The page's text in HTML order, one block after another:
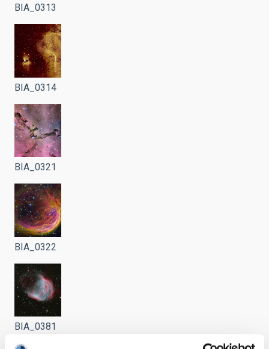
BIA_0313
BIA_0314
BIA_0321
BIA_0322
BIA_0381